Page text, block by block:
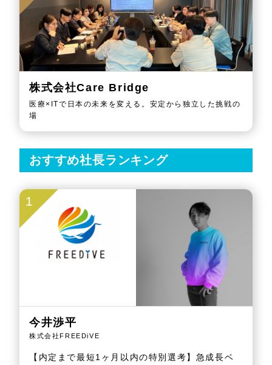
株式会社Care Bridge
医療×ITで日本の未来を変える。安定から独立した挑戦の
場
おすすめ社長ランキング
1
今井渉平
株式会社FREEDiVE
【内定まで最短1ヶ月以内の特別選考】急成長ベ